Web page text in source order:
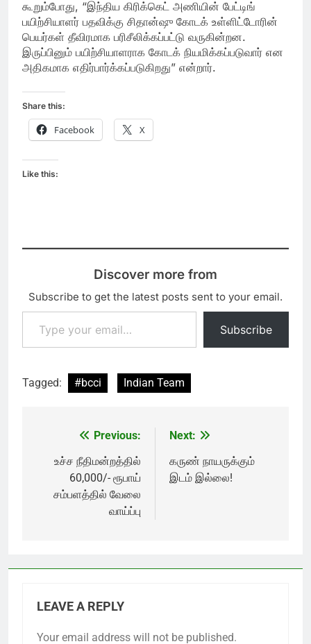
கூறும்போது, “இந்திய கிரிக்கெட் அணியின் பேட்டிங்
பயிற்சியாளர் பதவிக்கு சிதான்ஷு கோடக் உள்ளிட்டோரின்
பெயர்கள் தீவிரமாக பரிசீலிக்கப்பட்டு வருகின்றன.
இருப்பினும் பயிற்சியாளராக கோடக் நியமிக்கப்படுவார் என
அதிகமாக எதிர்பார்க்கப்படுகிறது” என்றார்.
Share this:
Facebook X
Like this:
Discover more from
Subscribe to get the latest posts sent to your email.
Type your email…
Subscribe
Tagged: #bcci Indian Team
navigation
Previous:
உச்ச நீதிமன்றத்தில்
60,000/- ரூபாய்
சம்பளத்தில் வேலை
வாய்ப்பு
Next:
கருண் நாயருக்கும்
இடம் இல்லை!
LEAVE A REPLY
Your email address will not be published.